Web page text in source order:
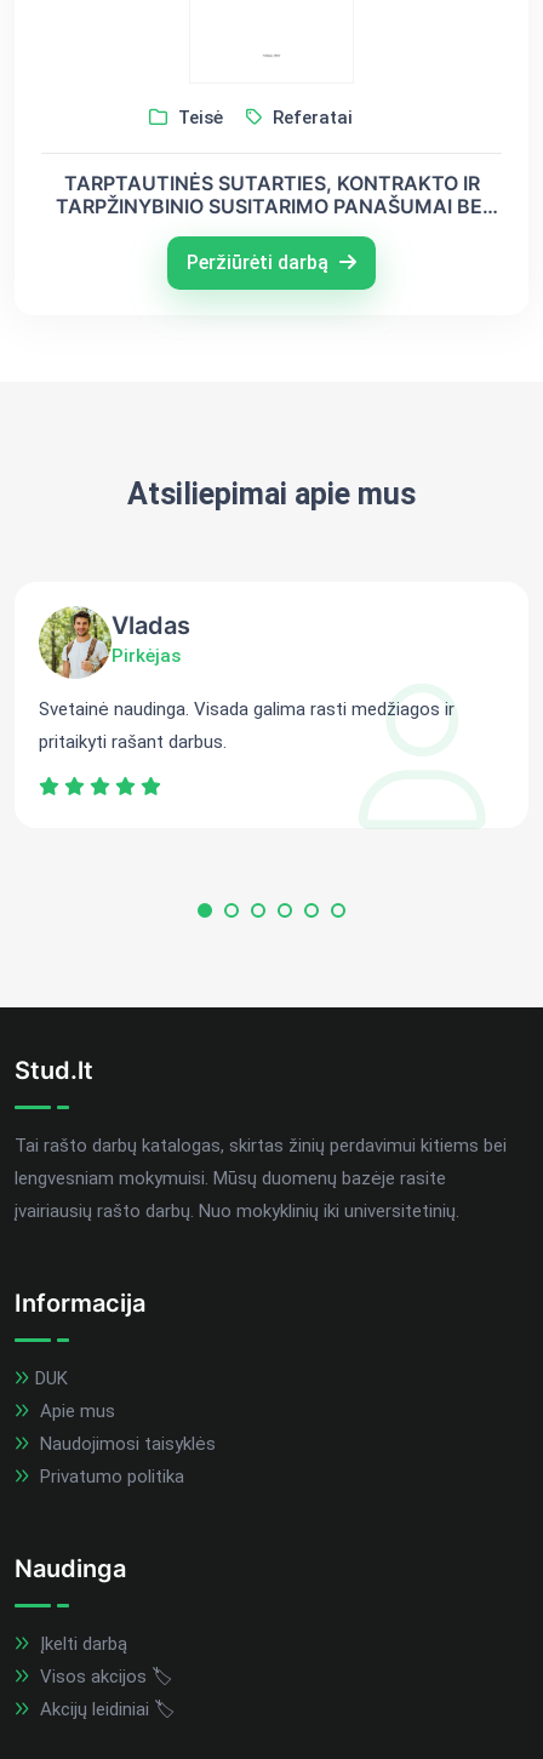
Teisė Referatai
TARPTAUTINĖS SUTARTIES, KONTRAKTO IR
TARPŽINYBINIO SUSITARIMO PANAŠUMAI BEI
Peržiūrėti darbą
Atsiliepimai apie mus
Vladas
Pirkėjas
Svetainė naudinga. Visada galima rasti medžiagos ir
pritaikyti rašant darbus.
Stud.lt
Tai rašto darbų katalogas, skirtas žinių perdavimui kitiems bei
lengvesniam mokymuisi. Mūsų duomenų bazėje rasite
įvairiausių rašto darbų. Nuo mokyklinių iki universitetinių.
Informacija
DUK
Apie mus
Naudojimosi taisyklės
Privatumo politika
Naudinga
Įkelti darbą
Visos akcijos 🏷️
Akcijų leidiniai 🏷️